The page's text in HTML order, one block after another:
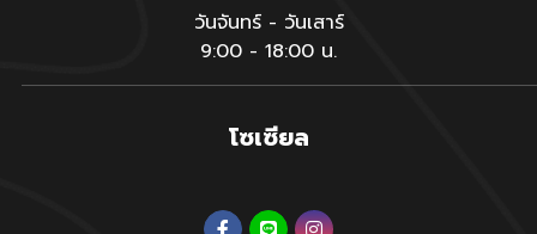
วันจันทร์ - วันเสาร์
9:00 - 18:00 น.
โซเซียล